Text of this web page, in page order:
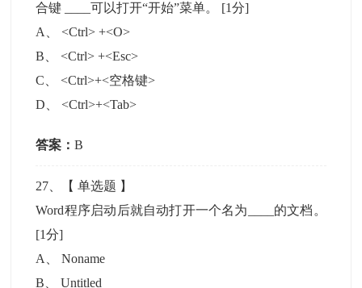
合键 ____可以打开“开始”菜单。 [1分]
A
<Ctrl> +<O>
B
<Ctrl> +<Esc>
C
<Ctrl>+<空格键>
D
<Ctrl>+<Tab>
答案：B
27 、【单选题 】
Word程序启动后就自动打开一个名为____的文档。
[1分]
A
、Noname
B 、Untitled